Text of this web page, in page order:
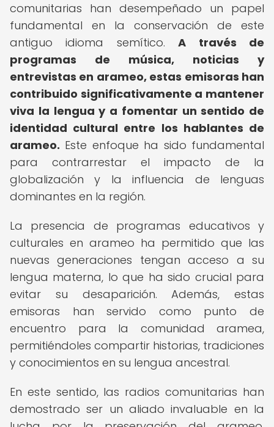
comunitarias han desempeñado un papel
fundamental en la conservación de este
antiguo idioma semítico.A través de
programas de música, noticias y
entrevistas en arameo, estas emisoras han
contribuido significativamente a mantener
viva la lengua y a fomentar un sentido de
identidad cultural entre los hablantes de
arameo. Este enfoque ha sido fundamental
para contrarrestar el impacto de la
globalización y la influencia de lenguas
dominantes en la región.
La presencia de programas educativos y
culturales en arameo ha permitido que las
nuevas generaciones tengan acceso a su
lengua materna, lo que ha sido crucial para
evitar su desaparición. Además, estas
emisoras han servido como punto de
encuentro para la comunidad aramea,
permitiéndoles compartir historias, tradiciones
y conocimientos en su lengua ancestral.
En este sentido, las radios comunitarias han
demostrado ser un aliado invaluable en la